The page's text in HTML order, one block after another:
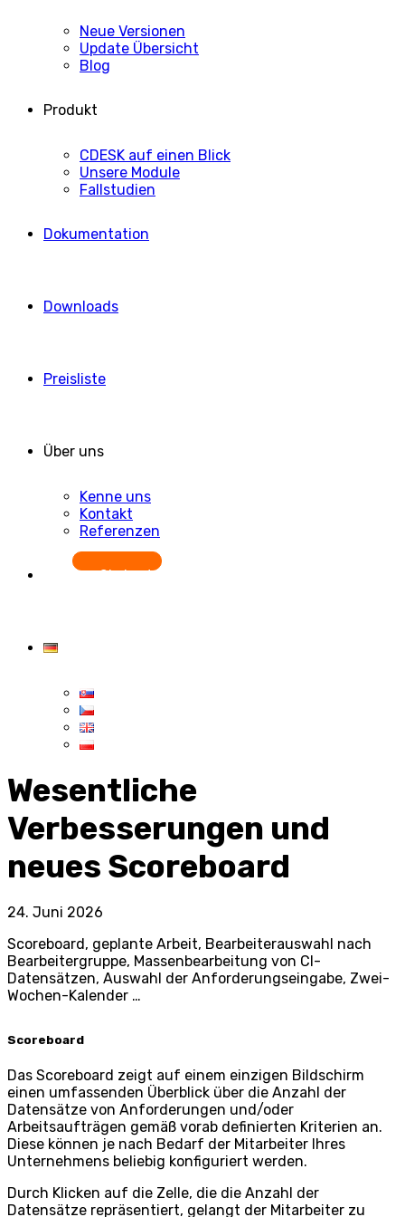
Neue Versionen
Update Übersicht
Blog
Produkt
CDESK auf einen Blick
Unsere Module
Fallstudien
Dokumentation
Downloads
Preisliste
Über uns
Kenne uns
Kontakt
Referenzen
Starten Sie kostenlos
Wesentliche
Verbesserungen und
neues Scoreboard
24. Juni 2026
Scoreboard, geplante Arbeit, Bearbeiterauswahl nach
Bearbeitergruppe, Massenbearbeitung von CI-
Datensätzen, Auswahl der Anforderungseingabe, Zwei-
Wochen-Kalender …
Scoreboard
Das Scoreboard zeigt auf einem einzigen Bildschirm
einen umfassenden Überblick über die Anzahl der
Datensätze von Anforderungen und/oder
Arbeitsaufträgen gemäß vorab definierten Kriterien an.
Diese können je nach Bedarf der Mitarbeiter Ihres
Unternehmens beliebig konfiguriert werden.
Durch Klicken auf die Zelle, die die Anzahl der
Datensätze repräsentiert, gelangt der Mitarbeiter zu